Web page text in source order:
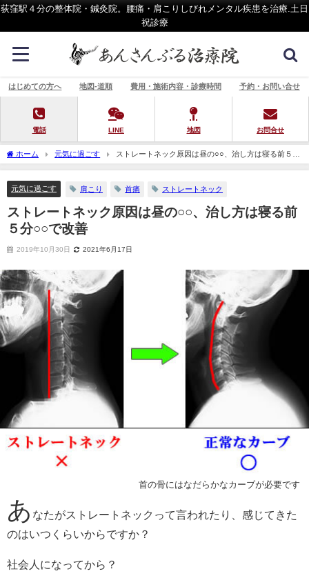
荻窪駅４分の整体院・鍼灸院。腰痛・肩こりしびれメンタル疾患を治療.土日
祝診療
はじめての方へ 地図-道順 費用・施術内容・診療時間 予約・お問い合せ
電話 LINE 地図 お問合せ
ホーム 元気に過ごす
ストレートネック原因は昼の○○、治し方は寝る前５分
○○で改善
元気に過ごす 肩こり 首痛 ストレートネック
ストレートネック原因は昼の○○、治し方は寝る前
５分○○で改善
2019年10月30日 2021年6月17日
首の骨にはなだらかなカーブが必要です
あ なたがストレートネックって言われたり、感じてきた
のはいつくらいからですか？
社会人になってから？